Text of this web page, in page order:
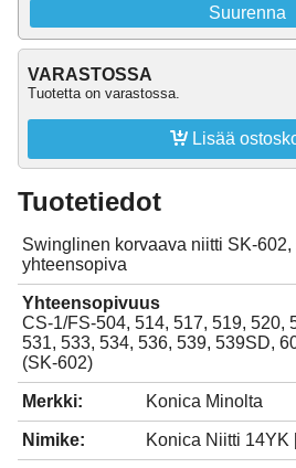
Suurenna
VARASTOSSA
Tuotetta on varastossa.
 Lisää
Tuotetiedot
Swinglinen korvaava niitti SK-
yhteensopiva
Yhteensopivuus
CS-1/FS-504, 514, 517, 519, 520,
531, 533, 534, 536, 539, 539SD,
(SK-602)
Merkki: Konica Minolta
Nimike: Konica Niitti 14YK